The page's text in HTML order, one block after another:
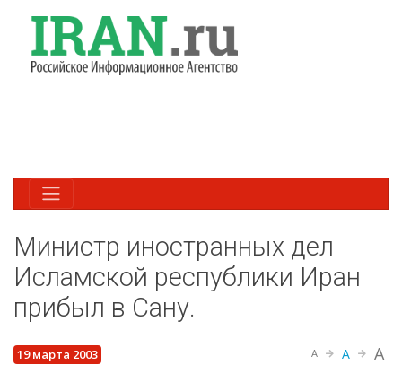
Министр иностранных дел
Исламской республики Иран
прибыл в Сану.
19 марта 2003 A A A